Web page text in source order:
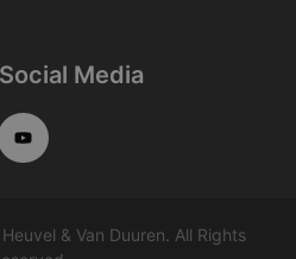
Media
& Van Duuren. All Rights